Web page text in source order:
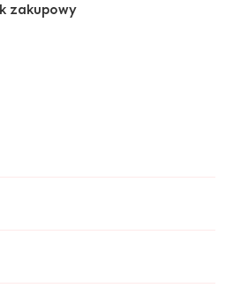
zakupowy